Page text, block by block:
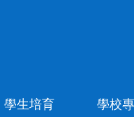
學生培育 學校